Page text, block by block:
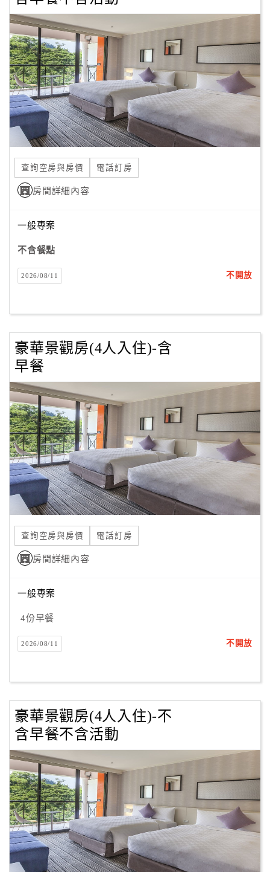
查詢空房與房價 電話訂房
房間詳細內容
一般專案
不含餐點
2026/08/11 不開放
豪華景觀房(4人入住)-含
早餐
查詢空房與房價 電話訂房
房間詳細內容
一般專案
4份早餐
2026/08/11 不開放
豪華景觀房(4人入住)-不
含早餐不含活動